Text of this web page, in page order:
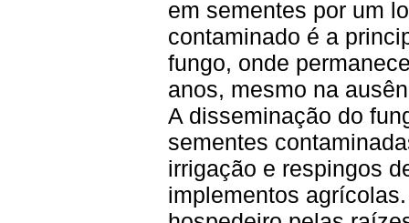
em sementes por um
contaminado é a
fungo, onde
anos, mesmo na
A disseminação do
sementes
irrigação e respingos
implementos